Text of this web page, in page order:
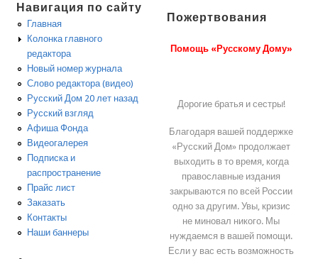
Навигация по сайту
Главная
Колонка главного
редактора
Новый номер журнала
Слово редактора (видео)
Русский Дом 20 лет назад
Русский взгляд
Афиша Фонда
Видеогалерея
Подписка и
распространение
Прайс лист
Заказать
Контакты
Наши баннеры
Пожертвования
Помощь «Русскому Дому»
Дорогие братья и сестры!
Благодаря вашей поддержке
«Русский Дом» продолжает
выходить в то время, когда
православные издания
закрываются по всей России
одно за другим. Увы, кризис
не миновал никого. Мы
нуждаемся в вашей помощи.
Если у вас есть возможность